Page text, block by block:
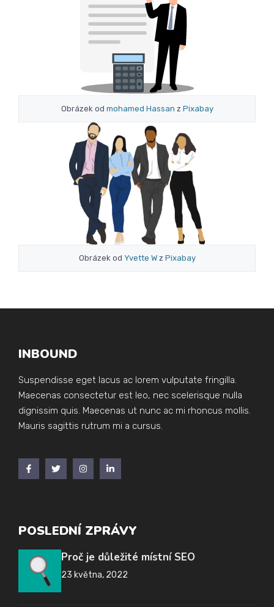
Obrázek od mohamed Hassan z Pixabay
Obrázek od Yvette Wz Pixabay
INBOUND
Suspendisse eget lacus ac lorem vulputate fringilla.
Maecenas consectetur est leo, nec scelerisque nulla
dignissim quis. Maecenas ut nunc ac mi rhoncus mollis.
Mauris sagittis rutrum mi a cursus.
POSLEDNÍ ZPRÁVY
Proč je důležité místní SEO
23 května, 2022